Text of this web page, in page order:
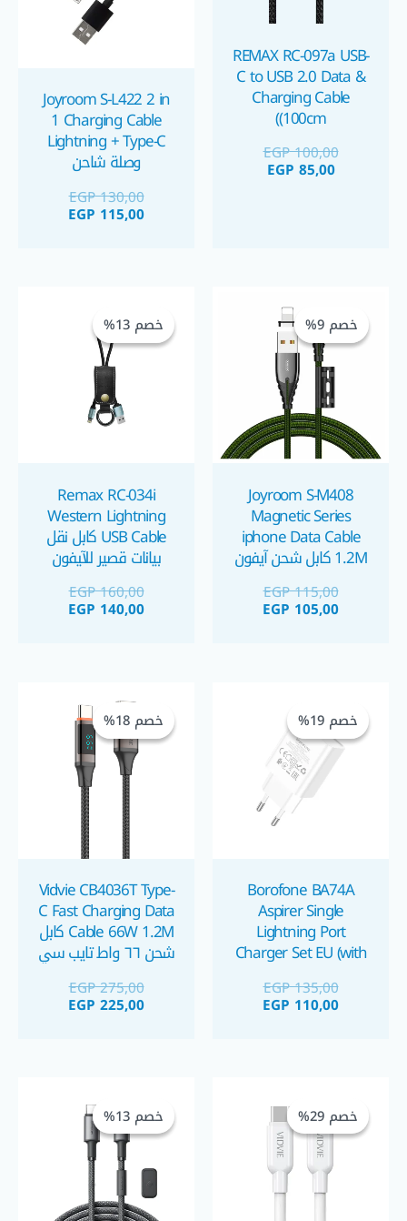
REMAX RC-097a USB-
C to USB 2.0 Data &
Charging Cable
(100cm)
EGP100,00
EGP 85,00
Joyroom S-L422 2 in
1 Charging Cable
Lightning + Type-C
وصلة شاحن
EGP130,00
EGP 115,00
خصم 9%
خصم 9%
Joyroom S-M408
Magnetic Series
iphone Data Cable
1.2M كابل شحن آيفون
سوكت الشحن
EGP115,00
EGP 105,00
خصم 13%
خصم 13%
Remax RC-034i
Western Lightning
USB Cable كابل نقل
بيانات قصير للآيفون
EGP160,00
EGP 140,00
خصم 19%
خصم 19%
Borofone BA74A
Aspirer Single
Lightning Port
Charger Set EU (with
آيفون مع كبل كابل
لايتنينج
EGP135,00
EGP 110,00
خصم 18%
خصم 18%
Vidvie CB4036T Type-
C Fast Charging Data
Cable 66W 1.2M كابل
شحن ٦٦ واط تايب سي
EGP275,00
EGP 225,00
خصم 29%
خصم 29% خصم 13%
خصم 13%